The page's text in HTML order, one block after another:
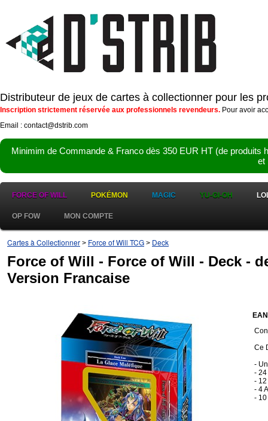
Distributeur de jeux de cartes à collectionner pour les
Inscription strictement réservée aux professionnels revendeurs. Pour avoir
Email : contact@dstrib.com
Minimim de Commande & Franco dès 350 EUR HT (de
et
FORCE OF WILL POKÉMON MAGIC YU-GI-OH
OP FOW MON COMPTE
Cartes à Collectionner > Force of Will TCG > Deck
Force of Will - Force of Will - Deck -
Version Francaise
Ce
-
-
-
- 4
-